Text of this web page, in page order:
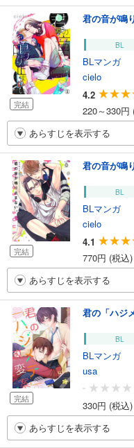
完結
君の音が鳴
BL
BLマンガ
cielo
4.2
220～330円
あらすじを表示する
完結
君の音が鳴
BL
BLマンガ
cielo
4.1
770円 (税込)
あらすじを表示する
完結
君の「ハジ
BL
BLマンガ
usa
-
330円 (税込)
あらすじを表示する